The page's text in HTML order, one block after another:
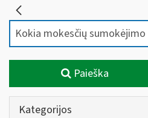
Paieška
Kategorijos